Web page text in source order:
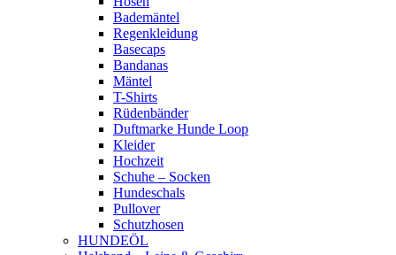
Bademäntel
Regenkleidung
Basecaps
Bandanas
Mäntel
T-Shirts
Rüdenbänder
Duftmarke Hunde Loop
Kleider
Hochzeit
Schuhe – Socken
Hundeschals
Pullover
Schutzhosen
HUNDEÖL